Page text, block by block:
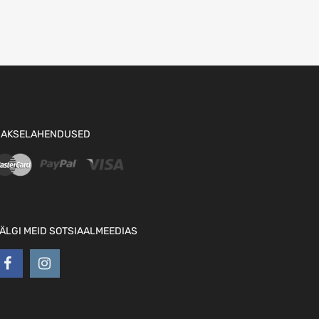
MEID SOTSIAALMEEDIAS